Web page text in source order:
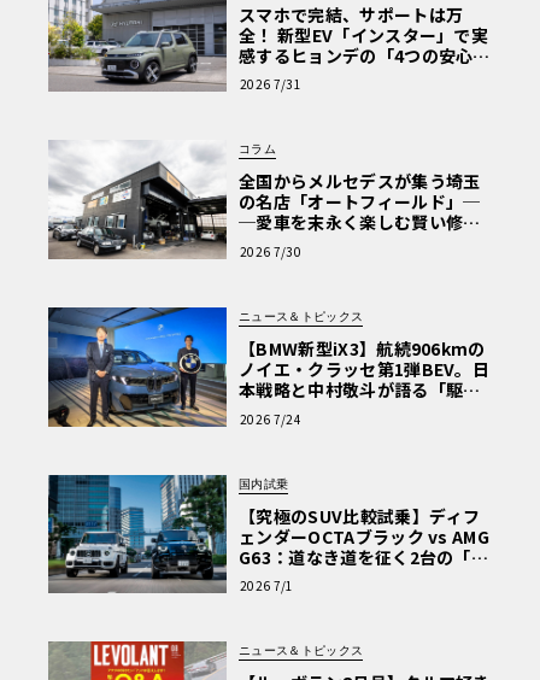
スマホで完結、サポートは万
全！ 新型EV「インスター」で実
感するヒョンデの「4つの安心」
【第1回・ヒョンデ6つの疑問：
Why? Hyundai?】〈PR〉
2026 7/31
コラム
全国からメルセデスが集う埼玉
の名店「オートフィールド」─
─愛車を末永く楽しむ賢い修理
術と、プロがフックス製オイル
を選ぶ理由〈PR〉
2026 7/30
ニュース＆トピックス
【BMW新型iX3】航続906kmの
ノイエ・クラッセ第1弾BEV。日
本戦略と中村敬斗が語る「駆け
ぬける歓び」
2026 7/24
国内試乗
【究極のSUV比較試乗】ディフ
ェンダーOCTAブラック vs AMG
G63：道なき道を征く2台の「対
極的アプローチ」
2026 7/1
ニュース＆トピックス